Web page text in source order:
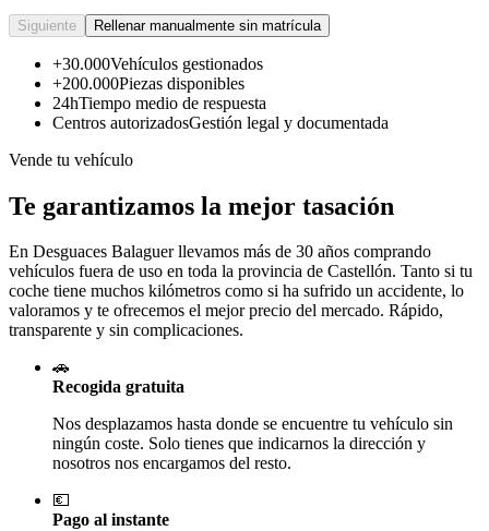
Siguiente Rellenar manualmente sin matrícula
+30.000Vehículos gestionados
+200.000Piezas disponibles
24hTiempo medio de respuesta
Centros autorizadosGestión legal y documentada
Vende tu vehículo
Te garantizamos la mejor tasación
En Desguaces Balaguerllevamos más de 30 años comprando
vehículos fuera de uso en toda la provincia de Castellón. Tanto si tu
coche tiene muchos kilómetros como si ha sufrido un accidente, lo
valoramos y te ofrecemos el mejor precio del mercado. Rápido,
transparente y sin complicaciones.
🚗
Recogida gratuita
Nos desplazamos hasta donde se encuentre tu vehículo sin
ningún coste. Solo tienes que indicarnos la dirección y
nosotros nos encargamos del resto.
💶
Pago al instante